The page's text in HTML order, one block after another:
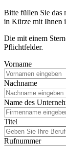
Bitte füllen Sie das
in Kürze mit Ihnen
Die mit einem
Pflichtfelder.
Vorname
Nachname
Name des
Titel
Rufnummer